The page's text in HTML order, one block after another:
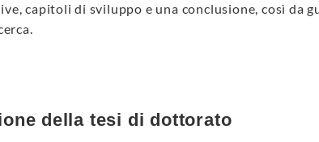
capitoli di sviluppo e una conclusione, così da
della tesi di dottorato